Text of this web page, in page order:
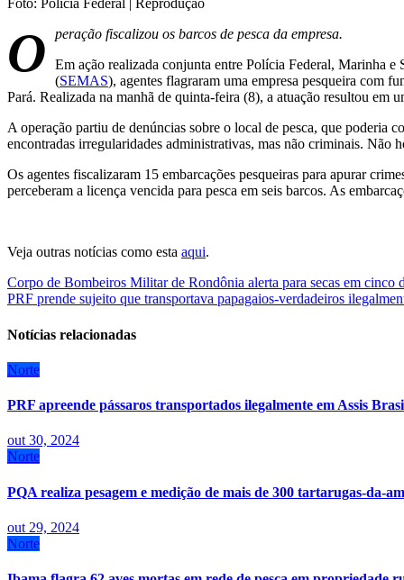
Foto: Polícia Federal | Reprodução
O
peração fiscalizou os barcos de pesca da empresa.
Em ação realizada conjunta entre Polícia Federal, Marinha
(SEMAS), agentes flagraram uma empresa pesqueira com
Pará. Realizada na manhã de quinta-feira (8), a atuação resultou em
A operação partiu de denúncias sobre o local de pesca, que poderia
encontradas irregularidades administrativas, mas não criminais. Não
Os agentes fiscalizaram 15 embarcações pesqueiras para apurar
perceberam a licença vencida para pesca em seis barcos. As
Veja outras notícias como esta aqui.
Navegação
de
Post
Corpo de Bombeiros Militar de Rondônia alerta para secas em cinco
PRF prende sujeito que transportava papagaios-verdadeiros
Notícias relacionadas
Norte
PRF apreende pássaros transportados ilegalmente em Assis
out 30, 2024
Norte
PQA realiza pesagem e medição de mais de 300 tartarugas-da-
out 29, 2024
Norte